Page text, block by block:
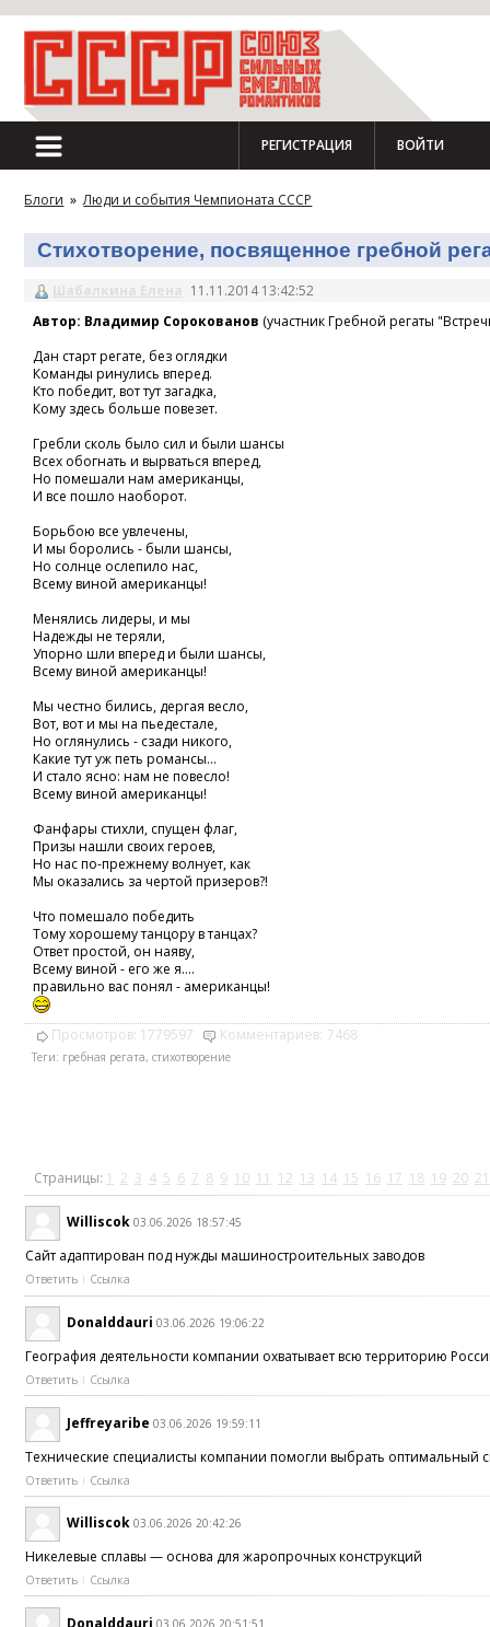
РЕГИСТРАЦИЯ ВОЙТИ
Блоги » Люди и события Чемпионата СССР
Стихотворение, посвященное гребной
Шабалкина Елена 11.11.2014 13:42:52
Автор: Владимир Сорокованов (участник Гребной регаты
Дан старт регате, без оглядки
Команды ринулись вперед.
Кто победит, вот тут загадка,
Кому здесь больше повезет.
Гребли сколь было сил и были шансы
Всех обогнать и вырваться вперед,
Но помешали нам американцы,
И все пошло наоборот.
Борьбою все увлечены,
И мы боролись - были шансы,
Но солнце ослепило нас,
Всему виной американцы!
Менялись лидеры, и мы
Надежды не теряли,
Упорно шли вперед и были шансы,
Всему виной американцы!
Мы честно бились, дергая весло,
Вот, вот и мы на пьедестале,
Но оглянулись - сзади никого,
Какие тут уж петь романсы...
И стало ясно: нам не повесло!
Всему виной американцы!
Фанфары стихли, спущен флаг,
Призы нашли своих героев,
Но нас по-прежнему волнует, как
Мы оказались за чертой призеров?!
Что помешало победить
Тому хорошему танцору в танцах?
Ответ простой, он наяву,
Всему виной - его же я....
правильно вас понял - американцы!
Просмотров: 1779597 Комментариев: 7468
Теги: гребная регата, стихотворение
Страницы: 1 2 3 4 5 6 7 8 9 10 11 12 13 14 15 16 17 18 19 20 21
Williscok 03.06.2026 18:57:45
Сайт адаптирован под нужды машиностроительных заводов
Ответить Ссылка
Donalddauri 03.06.2026 19:06:22
География деятельности компании охватывает всю территорию
Ответить Ссылка
Jeffreyaribe 03.06.2026 19:59:11
Технические специалисты компании помогли выбрать оптимальный
Ответить Ссылка
Williscok 03.06.2026 20:42:26
Никелевые сплавы — основа для жаропрочных конструкций
Ответить Ссылка
Donalddauri 03.06.2026 20:51:51